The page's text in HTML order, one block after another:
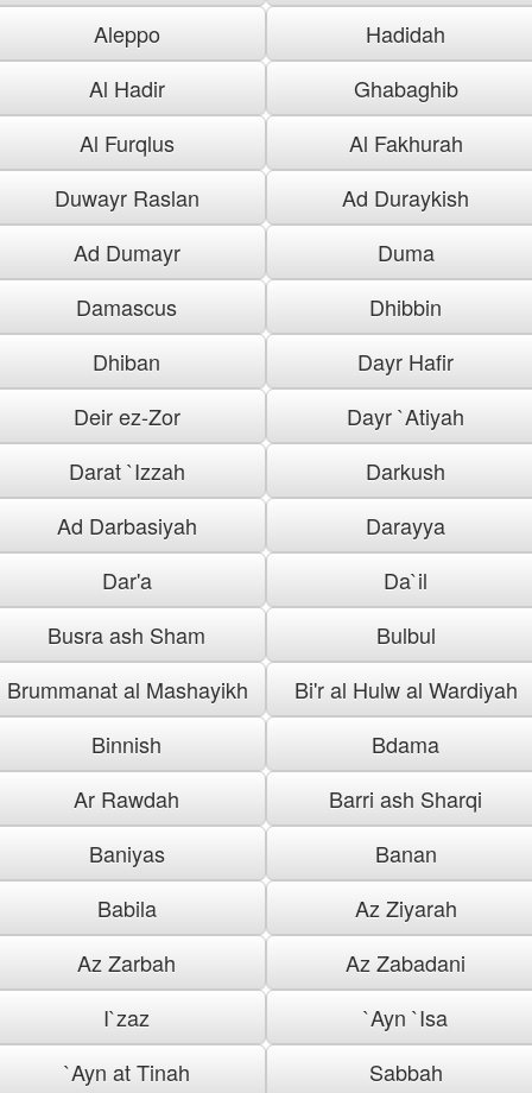
Aleppo
Hadidah
Al Hadir
Ghabaghib
Al Furqlus
Al Fakhurah
Duwayr Raslan
Ad Duraykish
Ad Dumayr
Duma
Damascus
Dhibbin
Dhiban
Dayr Hafir
Deir ez-Zor
Dayr `Atiyah
Darat `Izzah
Darkush
Ad Darbasiyah
Darayya
Dar'a
Da`il
Busra ash Sham
Bulbul
Brummanat al Mashayikh
Bi'r al Hulw al Wardiyah
Binnish
Bdama
Ar Rawdah
Barri ash Sharqi
Baniyas
Banan
Babila
Az Ziyarah
Az Zarbah
Az Zabadani
I`zaz
`Ayn `Isa
`Ayn at Tinah
Sabbah